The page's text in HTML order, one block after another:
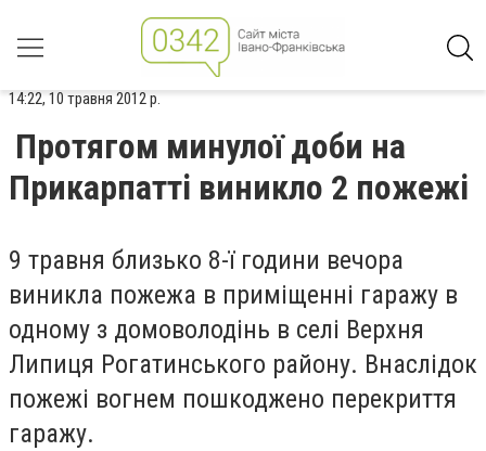
14:22, 10 травня 2012 р.
Протягом минулої доби на
Прикарпатті виникло 2 пожежі
9 травня близько 8-ї години вечора
виникла пожежа в приміщенні гаражу в
одному з домоволодінь в селі Верхня
Липиця Рогатинського району. Внаслідок
пожежі вогнем пошкоджено перекриття
гаражу.